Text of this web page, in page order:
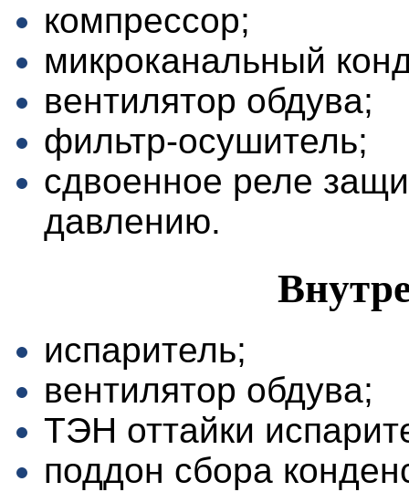
компрессор;
микроканальный
вентилятор обдува;
фильтр-осушитель;
сдвоенное реле
давлению.
испаритель;
вентилятор обдува;
ТЭН оттайки
поддон сбора